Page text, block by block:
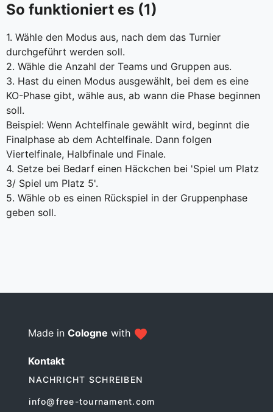
So funktioniert es (1)
1. Wähle den Modus aus, nach dem das Turnier
durchgeführt werden soll.
2. Wähle die Anzahl der Teams und Gruppen aus.
3. Hast du einen Modus ausgewählt, bei dem es eine
KO-Phase gibt, wähle aus, ab wann die Phase beginnen
soll.
Beispiel: Wenn Achtelfinale gewählt wird, beginnt die
Finalphase ab dem Achtelfinale. Dann folgen
Viertelfinale, Halbfinale und Finale.
4. Setze bei Bedarf einen Häckchen bei 'Spiel um Platz
3/ Spiel um Platz 5'.
5. Wähle ob es einen Rückspiel in der Gruppenphase
geben soll.
Made in Cologne with
Kontakt
NACHRICHT SCHREIBEN
info@free-tournament.com